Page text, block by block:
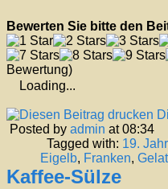
Bewerten Sie bitte den
Bewertung)
Loading...
Posted by admin at 08:34
Tagged with: 19.
Eigelb, Franken,
Kaffee-Sülze